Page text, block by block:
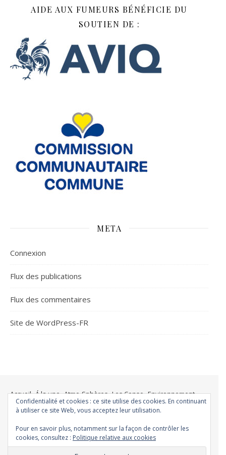
AIDE AUX FUMEURS BÉNÉFICIE DU
SOUTIEN DE :
META
Connexion
Flux des publications
Flux des commentaires
Site de WordPress-FR
Accueil Á la une Atmo-Sphères Les Conso Environnement
Changer ?
Santé et Bien-être FAQ
Santé mentale
Meilleur souffle
Meilleure fertilité
Meilleure vie sexuelle
Moins de dépression Meilleur odorat Meilleur goût
Confidentialité et cookies : ce site utilise des cookies. En continuant
à utiliser ce site Web, vous acceptez leur utilisation.
Pour en savoir plus, notamment sur la façon de contrôler les
cookies, consultez : Politique relative aux cookies